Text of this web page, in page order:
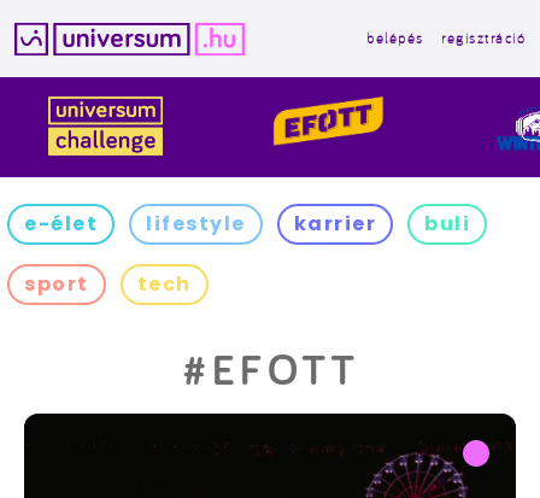
tartalomba
belépés regisztráció
e-élet lifestyle karrier buli
sport tech
#EFOTT